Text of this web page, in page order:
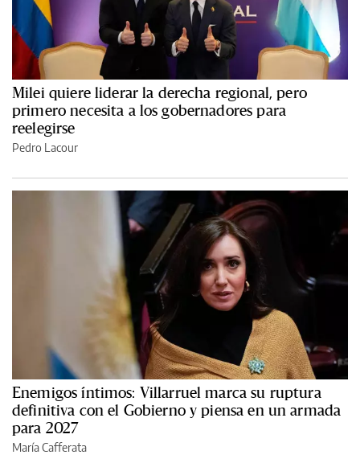
Milei quiere liderar la derecha regional, pero
primero necesita a los gobernadores para
reelegirse
Pedro Lacour
Enemigos íntimos: Villarruel marca su ruptura
definitiva con el Gobierno y piensa en un armada
para 2027
María Cafferata